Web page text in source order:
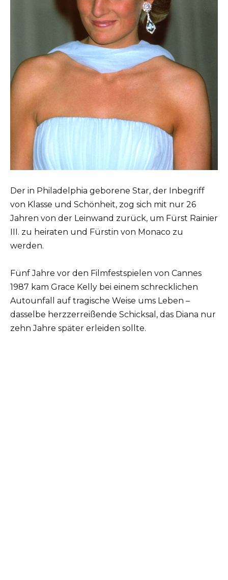
Der in Philadelphia geborene Star, der Inbegriff
von Klasse und Schönheit, zog sich mit nur 26
Jahren von der Leinwand zurück, um Fürst Rainier
III. zu heiraten und Fürstin von Monaco zu
werden.
Fünf Jahre vor den Filmfestspielen von Cannes
1987 kam Grace Kelly bei einem schrecklichen
Autounfall auf tragische Weise ums Leben –
dasselbe herzzerreißende Schicksal, das Diana nur
zehn Jahre später erleiden sollte.